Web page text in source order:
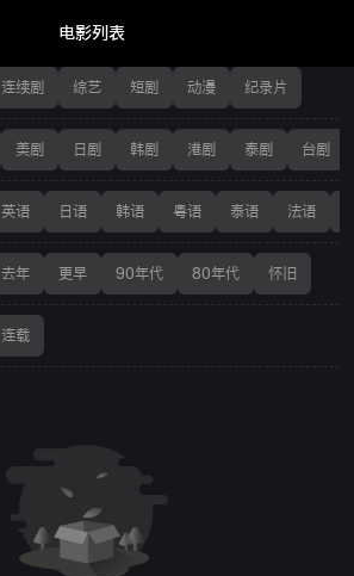
电影列表
连续剧 综艺 短剧 动漫 纪录片
美剧 日剧 韩剧 港剧 泰剧 台剧
英语 日语 韩语 粤语 泰语 法语
去年 更早 90年代 80年代 怀旧
连载